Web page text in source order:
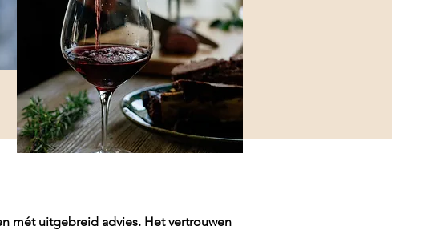
mét uitgebreid advies. Het vertrouwen